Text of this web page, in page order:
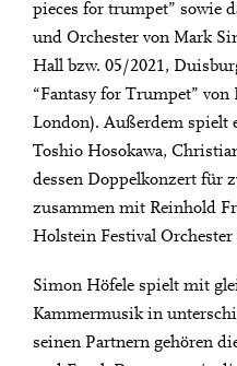
pieces for trumpet” sowie
und Orchester von Mark
Hall bzw. 05/2021,
“Fantasy for Trumpet” von
London). Außerdem spielt
Toshio Hosokawa,
dessen Doppelkonzert für
zusammen mit Reinhold
Holstein Festival
Simon Höfele spielt mit
Kammermusik in
seinen Partnern gehören